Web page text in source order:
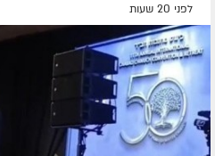
לפני 20 שעות